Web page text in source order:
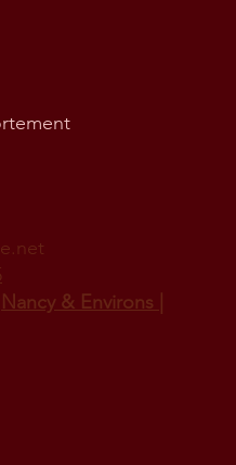
Nancy & Environs |